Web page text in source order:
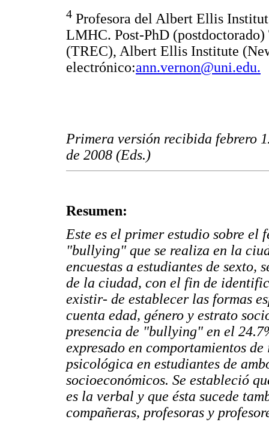
4 Profesora del Albert Ellis
LMHC. Post-PhD
(TREC), Albert Ellis Institute
electrónico:ann.vernon@uni.edu.
Primera versión recibida febrero
de 2008 (Eds.)
Resumen:
Este es el primer estudio sobre el
"bullying" que se realiza en la
encuestas a estudiantes de sexto,
de la ciudad, con el fin de
existir- de establecer las formas
cuenta edad, género y estrato
presencia de "bullying" en el
expresado en comportamientos
psicológica en estudiantes de
socioeconómicos. Se estableció
es la verbal y que ésta sucede
compañeras, profesoras y